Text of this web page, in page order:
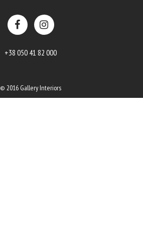
+38 050 41 82 000
© 2016 Gallery Interiors